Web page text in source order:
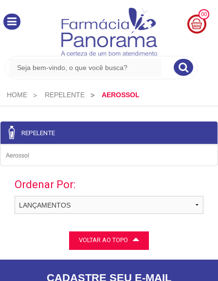
00
0,00
HOME REPELENTE AEROSSOL
REPELENTE
Aerossol
Ordenar Por:
VOLTAR AO TOPO
CADASTRE SEU E-MAIL